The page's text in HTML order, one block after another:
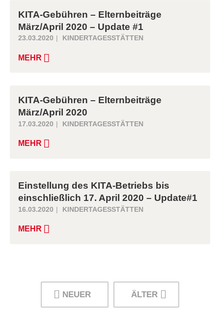
KITA-Gebühren – Elternbeiträge
März/April 2020 – Update #1
23.03.2020 KINDERTAGESSTÄTTEN
MEHR
KITA-Gebühren – Elternbeiträge
März/April 2020
17.03.2020 KINDERTAGESSTÄTTEN
MEHR
Einstellung des KITA-Betriebs bis
einschließlich 17. April 2020 – Update#1
16.03.2020 KINDERTAGESSTÄTTEN
MEHR
NEUER ÄLTER